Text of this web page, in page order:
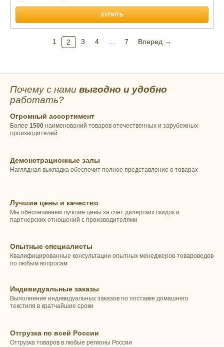
КУПИТЬ
1 2 3 4 7 Вперед →
Почему с нами выгодно и удобно
работать?
Огромный ассортимент
Более 1500 наименований товаров отечественных и зарубежных
производителей
Демонстрационные залы
Наглядная выкладка обеспечит полное представление о товарах
Лучшие цены и качество
Мы обеспечиваем лучшие цены за счет дилерских скидок и
партнерских отношений с производителями
Опытные специалисты
Квалифицированные консультации опытных менеджеров-товароведов
по любым вопросам
Индивидуальные заказы
Выполнение индивидуальных заказов по поставке домашнего
текстиля в кратчайшие сроки
Отгрузка по всей России
Отгрузка товаров в любые регионы России